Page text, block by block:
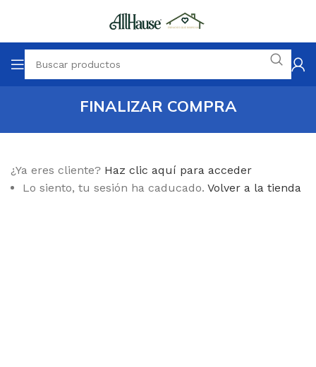
FINALIZAR COMPRA
¿Ya eres cliente? Haz clic aquí para acceder
Lo siento, tu sesión ha caducado. Volver a la tienda